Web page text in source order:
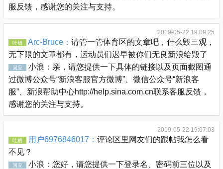
服反馈，感谢您的关注与支持。
2019-05-22 19:09:25
吐槽 Arc-Bruce： 请管一管体育区的文章吧，什么毁三观，
无下限的文章都有，运动员们迟早被你们无良新浪给毁了
回应 小浪： 亲，请您提供一下具体的链接以及页面截图通
过微博公众号“新浪客服官方微博”、微信公众号“新浪客
服”、新浪帮助中心http://help.sina.com.cn联系客服反馈，
感谢您的关注与支持。
2019-05-22 19:07:03
吐槽 用户6976846017： 评论区里网友们的跟帖我怎么看
不见？
回应 小浪： 您好，请您提供一下登录名、密码前三位以及